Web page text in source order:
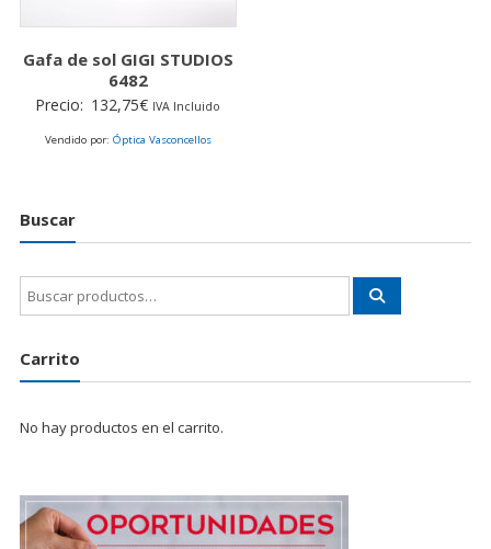
Gafa de sol GIGI STUDIOS
6482
Precio: 132,75€ IVA Incluido
Vendido por: Óptica Vasconcellos
Buscar
Buscar
por:
Carrito
No hay productos en el carrito.